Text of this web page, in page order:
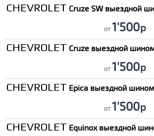
CHEVROLET Cruze SW выездной
от1'500р
CHEVROLET Cruze выездной
от1'500р
CHEVROLET Epica выездной
от1'500р
CHEVROLET Equinox выездной